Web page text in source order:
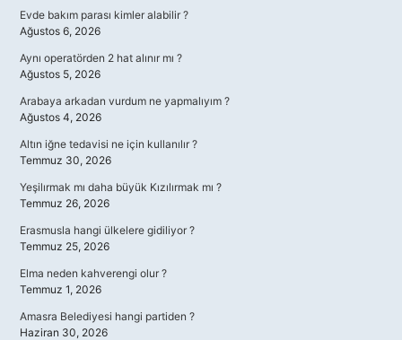
Evde bakım parası kimler alabilir ?
Ağustos 6, 2026
Aynı operatörden 2 hat alınır mı ?
Ağustos 5, 2026
Arabaya arkadan vurdum ne yapmalıyım ?
Ağustos 4, 2026
Altın iğne tedavisi ne için kullanılır ?
Temmuz 30, 2026
Yeşilırmak mı daha büyük Kızılırmak mı ?
Temmuz 26, 2026
Erasmusla hangi ülkelere gidiliyor ?
Temmuz 25, 2026
Elma neden kahverengi olur ?
Temmuz 1, 2026
Amasra Belediyesi hangi partiden ?
Haziran 30, 2026